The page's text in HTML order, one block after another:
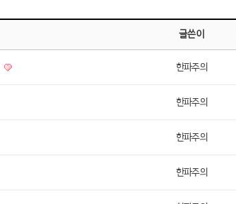
글쓴이
한파주의
한파주의
한파주의
한파주의